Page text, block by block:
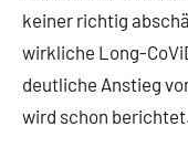
keiner richtig
wirkliche Long-
deutliche Anstieg
wird schon